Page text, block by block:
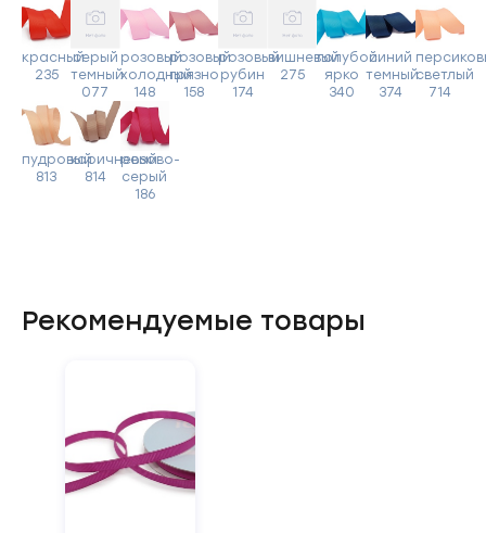
красный
235
серый
темный
077
розовый
холодный
148
розовый
грязно
158
розовый
рубин
174
вишневый
275
голубой
ярко
340
синий
темный
374
светлый
714
пудровый
813
коричневый
814
розово-
серый
186
Рекомендуемые товары